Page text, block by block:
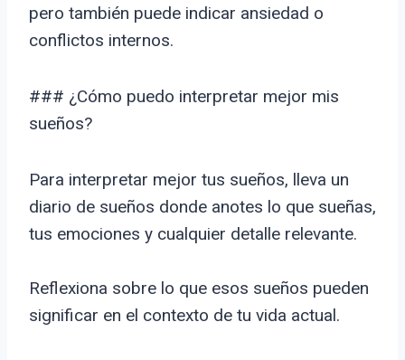
pero también puede indicar ansiedad o
conflictos internos.
### ¿Cómo puedo interpretar mejor mis
sueños?
Para interpretar mejor tus sueños, lleva un
diario de sueños donde anotes lo que sueñas,
tus emociones y cualquier detalle relevante.
Reflexiona sobre lo que esos sueños pueden
significar en el contexto de tu vida actual.